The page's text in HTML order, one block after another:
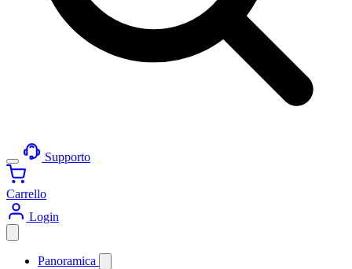
Supporto
Carrello
Login
Panoramica